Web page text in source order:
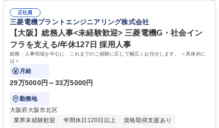
の他に担当頂く業務が発生する場合があります。 募集職種 【営業事務】
業務職/三井物産グループ/平均残業時間10H/完全週休2日
ション力がある方。 ・チャレンジを厭わず、粘り強く業務に取り組める
方。多様な関係者と謙虚に信頼関係を構築でき、期限を意識したスケジュ
ール管理が出来る方。※将来的に他部署（営業部門、コーポレート部門）
へのジョブローテーションの可能性があります。 学歴・資格 学歴：大学
院 大学 語学力： 資格：宅地建物取引士
正社員
三菱電機プラントエンジニアリング株式会社
【大阪】総務人事<未経験歓迎> 三菱電機G・社会イン
フラを支える/年休127日 採用人事
総務・人事領域を中心に、これまでのご経験に応じて幅広くお任せします。 ＜具体的に
は＞
月給
29万5000円～33万5000円
勤務地
大阪府大阪市北区
業界未経験歓迎
年間休日120日以上
資格取得支援あり